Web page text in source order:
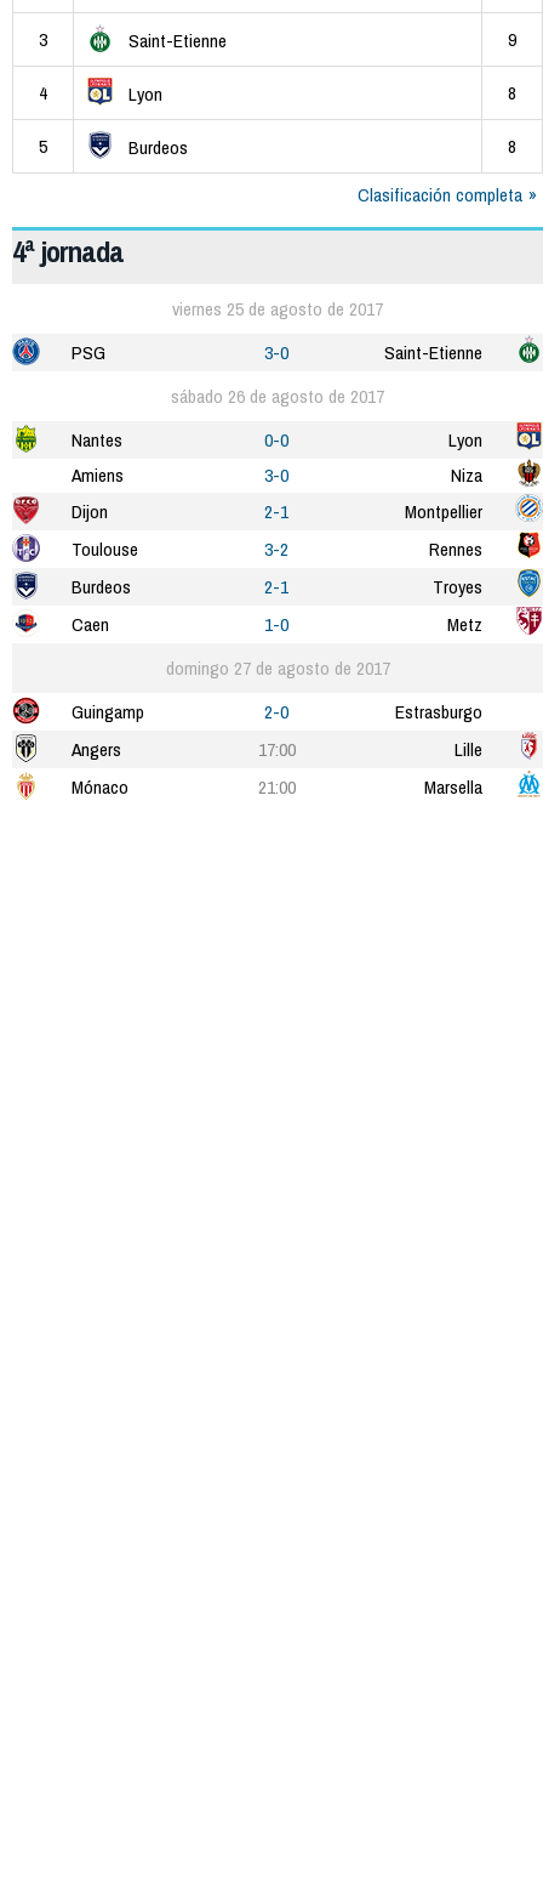
3 Saint-Etienne 9
4 Lyon 8
5 Burdeos
8
Clasificación completa
4ª jornada
viernes 25 de agosto de 2017
PSG
3-0
Saint-Etienne
sábado 26 de agosto de 2017
Nantes
0-0
Lyon
Amiens
3-0
Niza
Dijon
2-1
Montpellier
Toulouse
3-2
Rennes
Burdeos
2-1
Troyes
Caen
1-0
Metz
domingo 27 de agosto de 2017
Guingamp
2-0
Estrasburgo
Angers
17:00
Lille
Mónaco
21:00 Marsella